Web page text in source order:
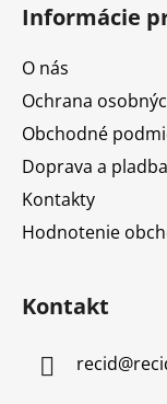
Informácie
O nás
Ochrana
Obchodné
Doprava a pladba
Kontakty
Hodnotenie
Kontakt
recid@